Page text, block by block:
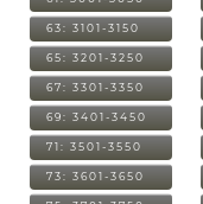
63: 3101-3150
65: 3201-3250
67: 3301-3350
69: 3401-3450
71: 3501-3550
73: 3601-3650